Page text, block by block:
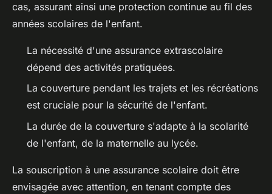
cas, assurant ainsi une protection continue au fil des
années scolaires de l'enfant.
La nécessité d'une assurance extrascolaire
dépend des activités pratiquées.
La couverture pendant les trajets et les récréations
est cruciale pour la sécurité de l'enfant.
La durée de la couverture s'adapte à la scolarité
de l'enfant, de la maternelle au lycée.
La souscription à une assurance scolaire doit être
envisagée avec attention, en tenant compte des